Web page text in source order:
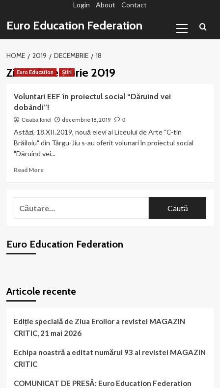
conținut
Login About Contact
Euro Education Federation
Menu
HOME 2019 DECEMBRIE 18
Zi:18 decembrie 2019
Euro Education Știri
Voluntari EEF în proiectul social “Dăruind vei
dobândi”!
Cioaba Ionel decembrie 18, 2019 0
Astăzi, 18.XII.2019, nouă elevi ai Liceului de Arte "C-tin
Brăiloiu" din Târgu-Jiu s-au oferit volunari în proiectul social
"Dăruind vei...
Read MoreRead
Voluntari
EEF
“Dăruind
Caută
Euro Education Federation
Articole recente
Ediție specială de Ziua Eroilor a revistei MAGAZIN
CRITIC, 21 mai 2026
Echipa noastră a editat numărul 93 al revistei MAGAZIN
CRITIC
COMUNICAT DE PRESĂ: Euro Education Federation